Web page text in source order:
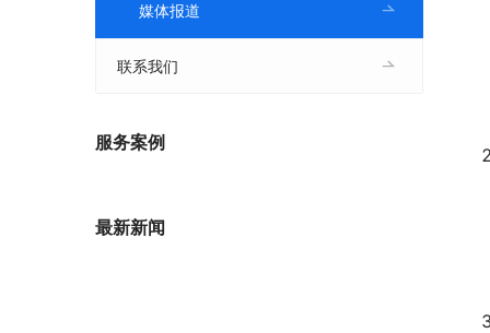
媒体报道
联系我们
服务案例
最新新闻